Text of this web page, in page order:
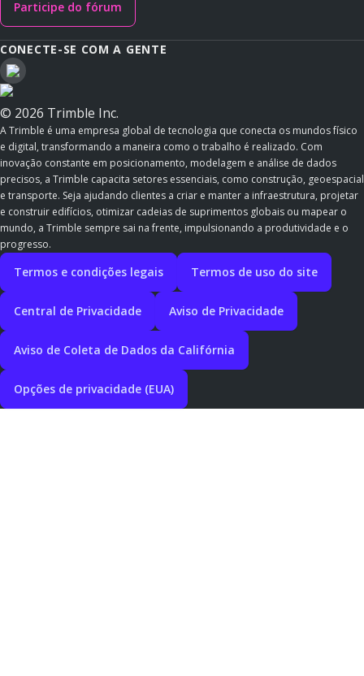
Participe do fórum
CONECTE-SE COM A GENTE
© 2026 Trimble Inc.
A Trimble é uma empresa global de tecnologia que conecta os mundos físico
e digital, transformando a maneira como o trabalho é realizado. Com
inovação constante em posicionamento, modelagem e análise de dados
precisos, a Trimble capacita setores essenciais, como construção, geoespacial
e transporte. Seja ajudando clientes a criar e manter a infraestrutura, projetar
e construir edifícios, otimizar cadeias de suprimentos globais ou mapear o
mundo, a Trimble sempre sai na frente, impulsionando a produtividade e o
progresso.
Termos e condições legais Termos de uso do site
Central de Privacidade Aviso de Privacidade
Aviso de Coleta de Dados da Califórnia
Opções de privacidade (EUA)